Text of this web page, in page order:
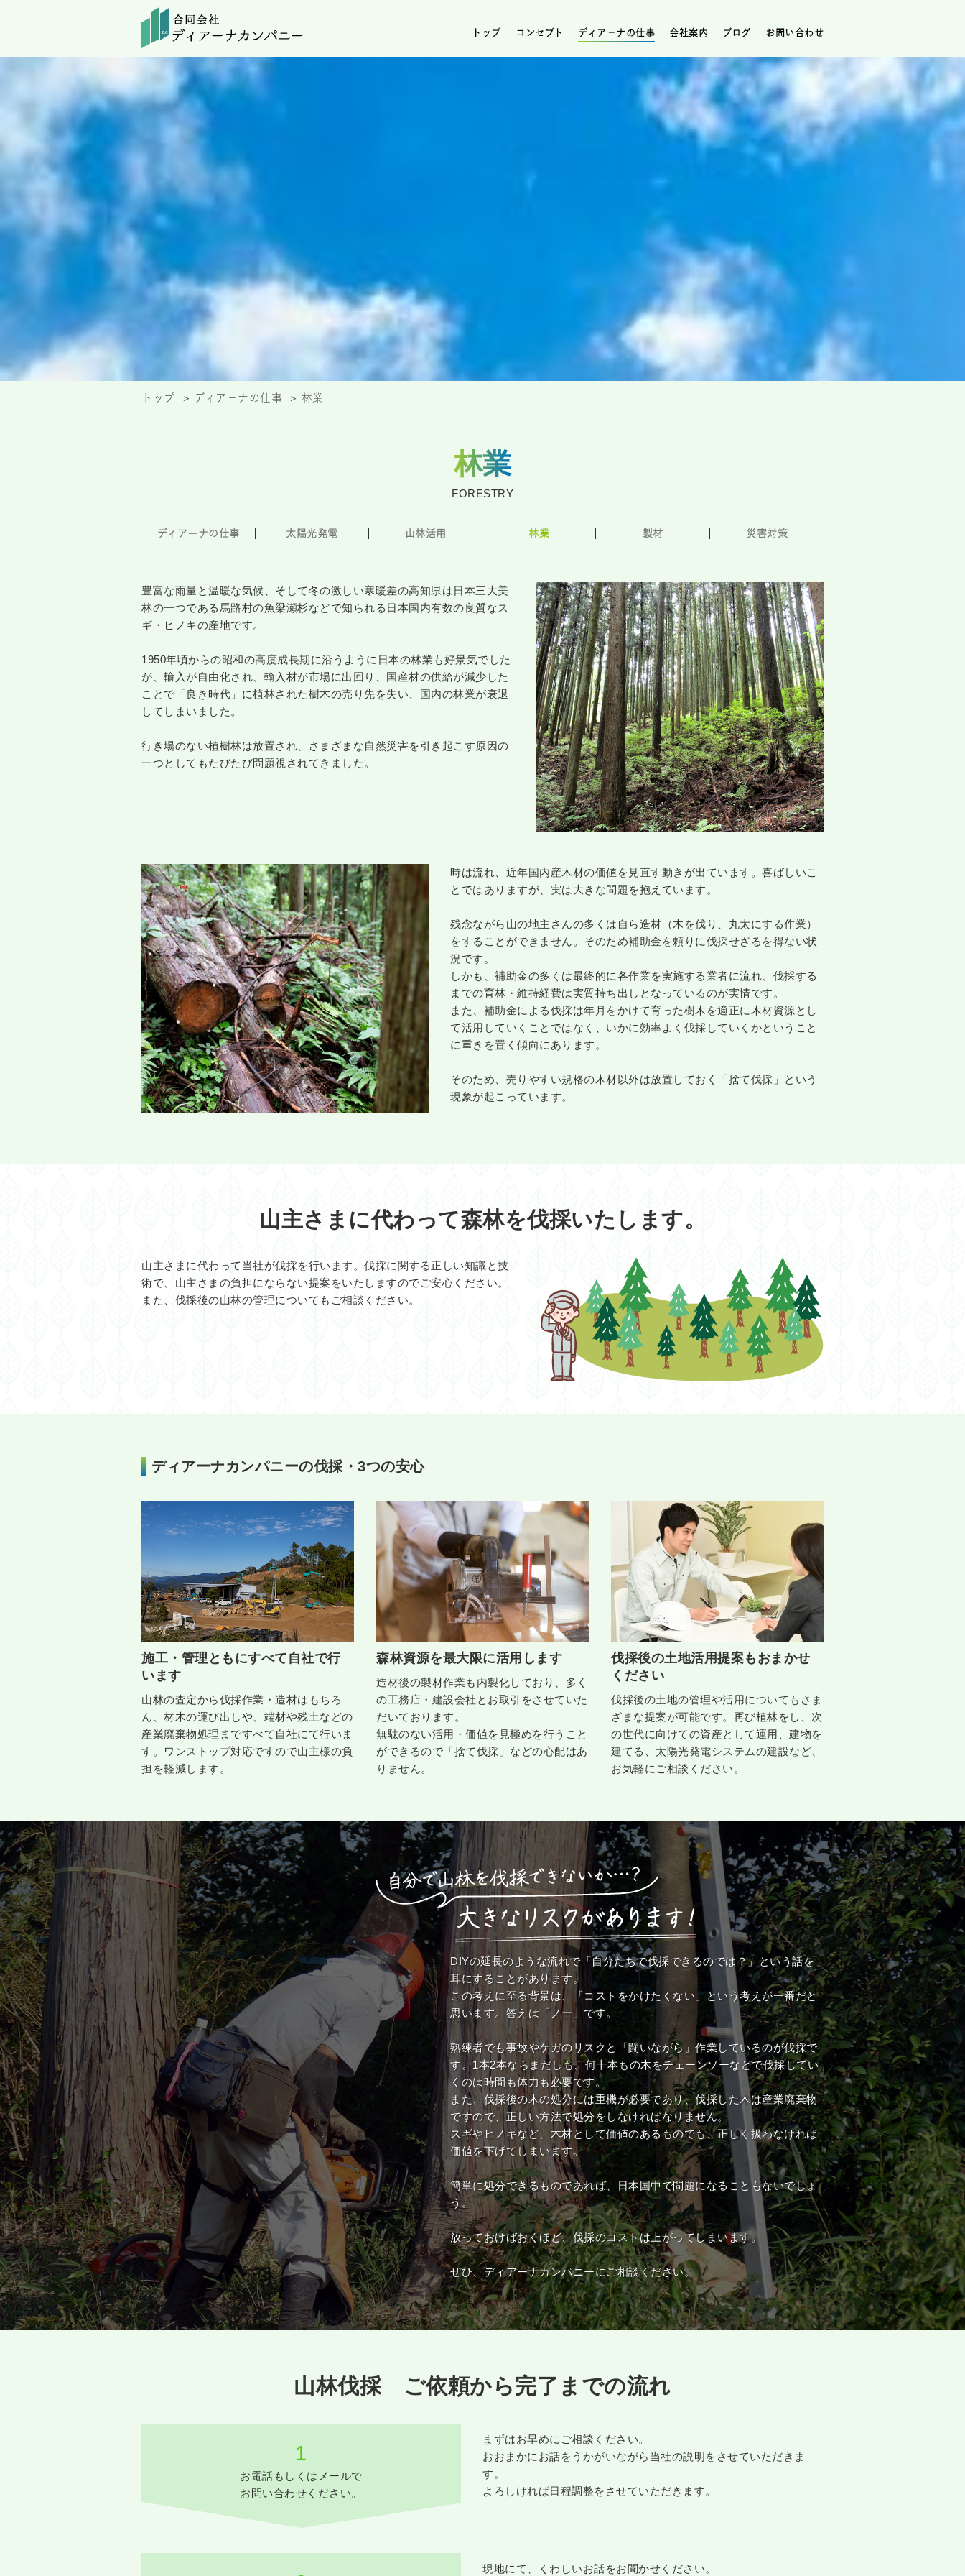
トップ コンセプト ディア－ナの仕事 会社案内 ブログ お問い合わせ
トップ ディア－ナの仕事 林業
林業
FORESTRY
ディアーナの仕事 太陽光発電 山林活用 林業 製材 災害対策
豊富な雨量と温暖な気候、そして冬の激しい寒暖差の高知県は日本三大美
林の一つである馬路村の魚梁瀬杉などで知られる日本国内有数の良質なス
ギ・ヒノキの産地です。
1950年頃からの昭和の高度成長期に沿うように日本の林業も好景気でした
が、輸入が自由化され、輸入材が市場に出回り、国産材の供給が減少した
ことで「良き時代」に植林された樹木の売り先を失い、国内の林業が衰退
してしまいました。
行き場のない植樹林は放置され、さまざまな自然災害を引き起こす原因の
一つとしてもたびたび問題視されてきました。
時は流れ、近年国内産木材の価値を見直す動きが出ています。喜ばしいこ
とではありますが、実は大きな問題を抱えています。
残念ながら山の地主さんの多くは自ら造材（木を伐り、丸太にする作業）
をすることができません。そのため補助金を頼りに伐採せざるを得ない状
況です。
しかも、補助金の多くは最終的に各作業を実施する業者に流れ、伐採する
までの育林・維持経費は実質持ち出しとなっているのが実情です。
また、補助金による伐採は年月をかけて育った樹木を適正に木材資源とし
て活用していくことではなく、いかに効率よく伐採していくかということ
に重きを置く傾向にあります。
そのため、売りやすい規格の木材以外は放置しておく「捨て伐採」という
現象が起こっています。
山主さまに代わって森林を伐採いたします。
山主さまに代わって当社が伐採を行います。伐採に関する正しい知識と技
術で、山主さまの負担にならない提案をいたしますのでご安心ください。
また、伐採後の山林の管理についてもご相談ください。
ディアーナカンパニーの伐採・3つの安心
施工・管理ともにすべて自社で行
います
山林の査定から伐採作業・造材はもちろ
ん、材木の運び出しや、端材や残土などの
産業廃棄物処理まですべて自社にて行いま
す。ワンストップ対応ですので山主様の負
担を軽減します。
森林資源を最大限に活用します
造材後の製材作業も内製化しており、多く
の工務店・建設会社とお取引をさせていた
だいております。
無駄のない活用・価値を見極めを行うこと
ができるので「捨て伐採」などの心配はあ
りません。
伐採後の土地活用提案もおまかせ
ください
伐採後の土地の管理や活用についてもさま
ざまな提案が可能です。再び植林をし、次
の世代に向けての資産として運用、建物を
建てる、太陽光発電システムの建設など、
お気軽にご相談ください。
DIYの延長のような流れで「自分たちで伐採できるのでは？」という話を
耳にすることがあります。
この考えに至る背景は、「コストをかけたくない」という考えが一番だと
思います。答えは「ノー」です。
熟練者でも事故やケガのリスクと「闘いながら」作業しているのが伐採で
す。1本2本ならまだしも、何十本もの木をチェーンソーなどで伐採してい
くのは時間も体力も必要です。
また、伐採後の木の処分には重機が必要であり、伐採した木は産業廃棄物
ですので、正しい方法で処分をしなければなりません。
スギやヒノキなど、木材として価値のあるものでも、正しく扱わなければ
価値を下げてしまいます。
簡単に処分できるものであれば、日本国中で問題になることもないでしょ
う。
放っておけばおくほど、伐採のコストは上がってしまいます。
ぜひ、ディアーナカンパニーにご相談ください。
山林伐採 ご依頼から完了までの流れ
1
お電話もしくはメールで
お問い合わせください。
まずはお早めにご相談ください。
おおまかにお話をうかがいながら当社の説明をさせていただきま
す。
よろしければ日程調整をさせていただきます。
現地にて、くわしいお話をお聞かせください。